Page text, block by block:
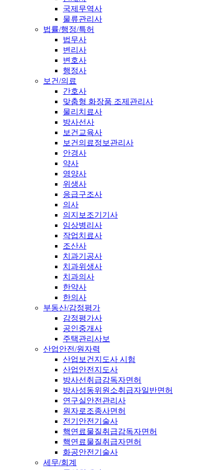
국제무역사
물류관리사
법률/행정/특허
법무사
변리사
변호사
행정사
보건/의료
간호사
맞춤형 화장품 조제관리사
물리치료사
방사선사
보건교육사
보건의료정보관리사
안경사
약사
영양사
위생사
응급구조사
의사
의지보조기기사
임상병리사
작업치료사
조산사
치과기공사
치과위생사
치과의사
한약사
한의사
부동산/감정평가
감정평가사
공인중개사
주택관리사보
산업안전/원자력
산업보건지도사 시험
산업안전지도사
방사선취급감독자면허
방사성동위원소취급자일반면허
연구실안전관리사
원자로조종사면허
전기안전기술사
핵연료물질취급감독자면허
핵연료물질취급자면허
화공안전기술사
세무/회계